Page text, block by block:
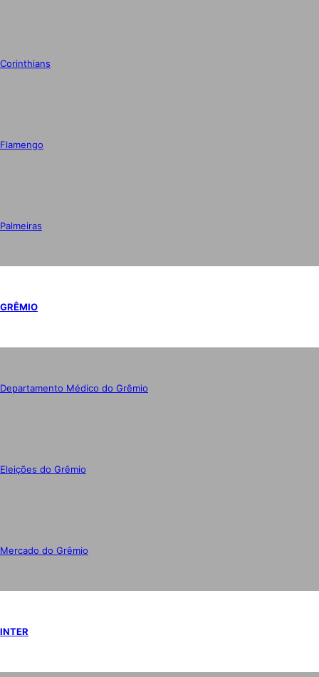
Corinthians
Flamengo
Palmeiras
GRÊMIO
Departamento Médico do Grêmio
Eleições do Grêmio
Mercado do Grêmio
INTER